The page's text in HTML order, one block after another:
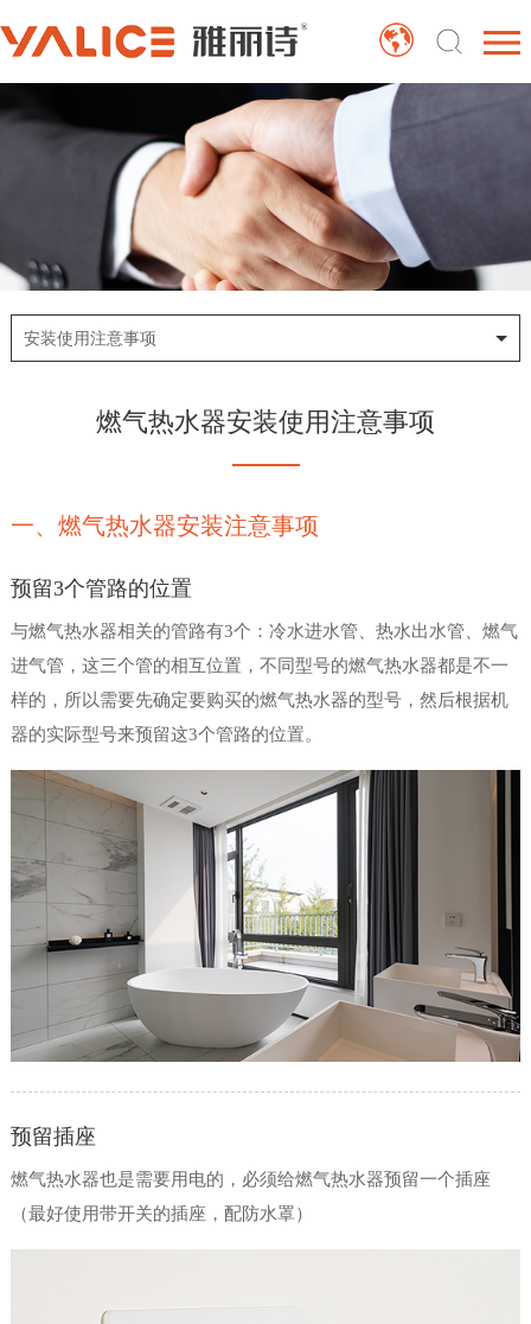
安装使用注意事项
燃气热水器安装使用注意事项
一、燃气热水器安装注意事项
预留3个管路的位置
与燃气热水器相关的管路有3个：冷水进水管、热水出水管、燃气
进气管，这三个管的相互位置，不同型号的燃气热水器都是不一
样的，所以需要先确定要购买的燃气热水器的型号，然后根据机
器的实际型号来预留这3个管路的位置。
预留插座
燃气热水器也是需要用电的，必须给燃气热水器预留一个插座
（最好使用带开关的插座，配防水罩）